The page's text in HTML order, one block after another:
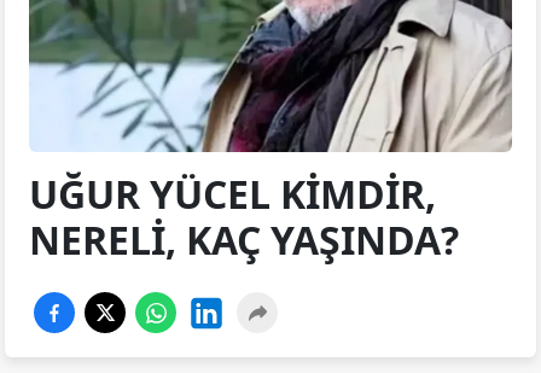
UĞUR YÜCEL KIMDIR,
NERELI, KAÇ YAŞINDA?